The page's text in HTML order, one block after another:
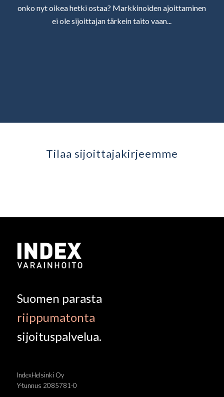
onko nyt oikea hetki ostaa? Markkinoiden ajoittaminen
ei ole sijoittajan tärkein taito vaan...
Tilaa sijoittaja­kirjeemme
Suomen parasta
riippumatonta
sijoituspalvelua.
IndexHelsinki Oy
Y-tunnus 2085781-0